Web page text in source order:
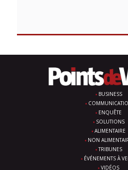
BUSINESS
ENQUÊTE
SOLUTIONS
ALIMENTAIRE
NON
TRIBUNES
ÉVÉNEMENTS À
VIDÉOS